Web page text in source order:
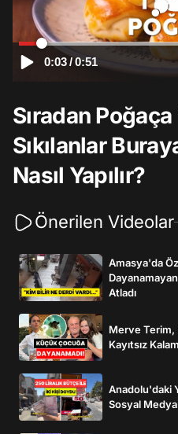
0:03/0:51
Sıradan
Sıkılanlar
Nasıl Yapılır?
Önerilen Videolar
Amasya'da
Atladı
Merve Terim,
Kayıtsız
Anadolu'daki
Sosyal Medya